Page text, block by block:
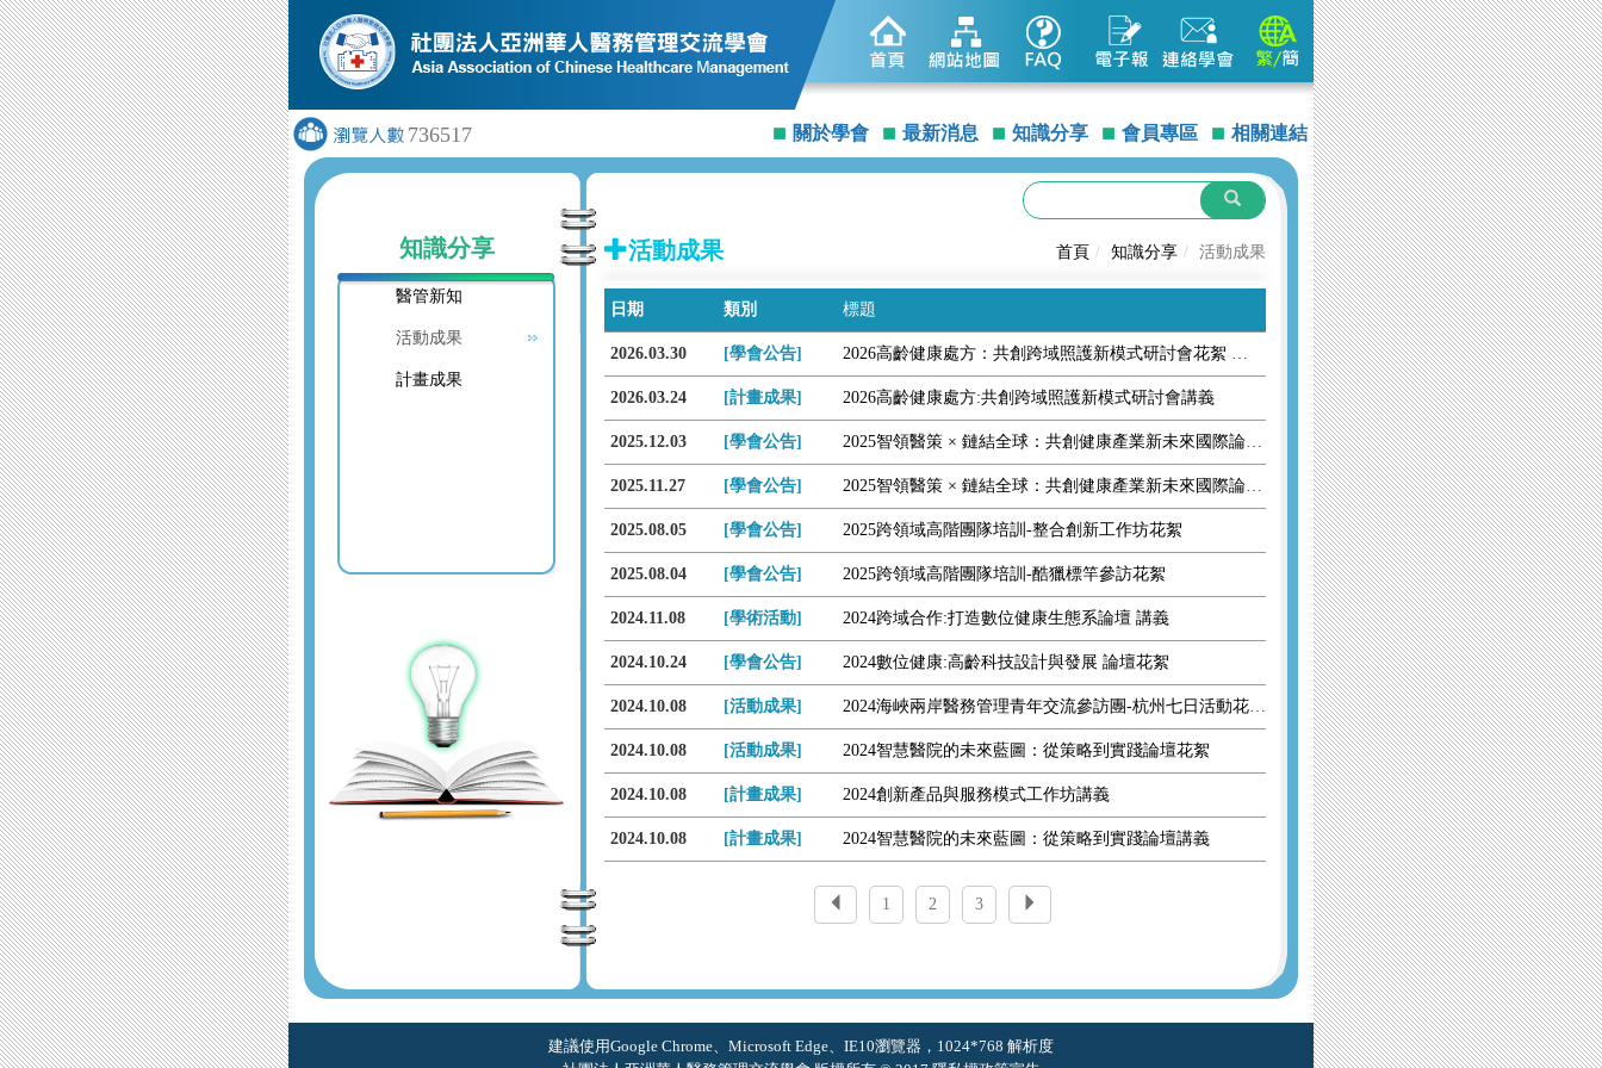
736517 關於學會 最新消息 知識分享 會員專區 相關連結
知識分享
醫管新知
活動成果
計畫成果
活動成果 首頁 知識分享 活動成果
日期 類別 標題
2026.03.30 [學會公告] 2026高齡健康處方：共創跨域照護新模式研討會花絮
2026.03.24 [計畫成果] 2026高齡健康處方:共創跨域照護新模式研討會講義
2025.12.03 [學會公告] 2025智領醫策 × 鏈結全球：共創健康產業新未來國際論壇花絮
2025.11.27 [學會公告] 2025智領醫策 × 鏈結全球：共創健康產業新未來國際論壇 講義
2025.08.05 [學會公告] 2025跨領域高階團隊培訓-整合創新工作坊花絮
2025.08.04 [學會公告] 2025跨領域高階團隊培訓-酷獵標竿參訪花絮
2024.11.08 [學術活動] 2024跨域合作:打造數位健康生態系論壇 講義
2024.10.24 [學會公告] 2024數位健康:高齡科技設計與發展 論壇花絮
2024.10.08 [活動成果] 2024海峽兩岸醫務管理青年交流參訪團-杭州七日活動花絮
2024.10.08 [活動成果] 2024智慧醫院的未來藍圖：從策略到實踐論壇花絮
2024.10.08 [計畫成果] 2024創新產品與服務模式工作坊講義
2024.10.08 [計畫成果] 2024智慧醫院的未來藍圖：從策略到實踐論壇講義
1 2 3
建議使用Google Chrome、Microsoft Edge、IE10瀏覽器，1024*768 解析度